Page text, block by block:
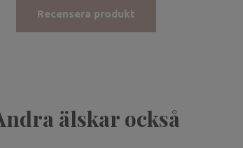
Recensera produkt
älskar också